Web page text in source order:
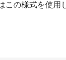
この様式を使⽤